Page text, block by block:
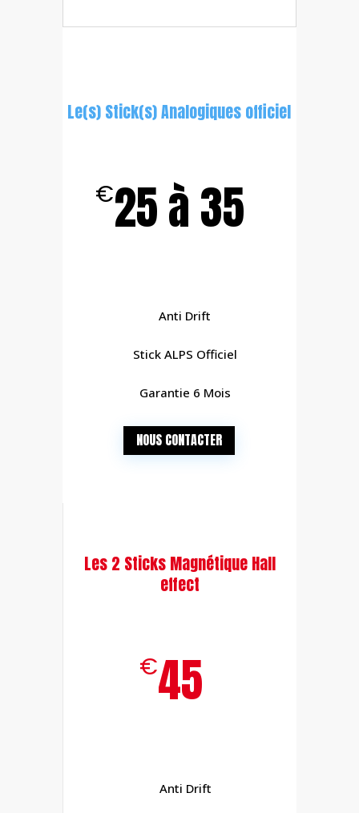
Le(s) Stick(s) Analogiques officiel
€25 à 35
Anti Drift
Stick ALPS Officiel
Garantie 6 Mois
NOUS CONTACTER
Les 2 Sticks Magnétique Hall
effect
€45
Anti Drift